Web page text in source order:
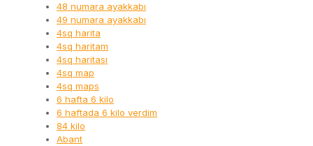
48 numara ayakkabı
49 numara ayakkabı
4sq harita
4sq haritam
4sq haritası
4sq map
4sq maps
6 hafta 6 kilo
6 haftada 6 kilo verdim
84 kilo
Abant